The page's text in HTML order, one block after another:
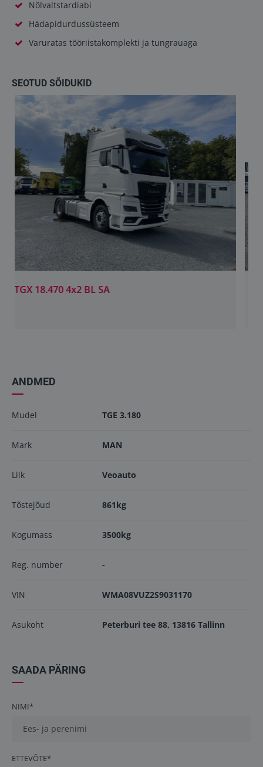
Nõlvaltstardiabi
Hädapidurdussüsteem
Varuratas tööriistakomplekti ja tungrauaga
SEOTUD SÕIDUKID
TGX 18.460 4X2 BLS
ANDMED
Mudel TGE 3.180
Mark MAN
Liik Veoauto
Tõstejõud 861kg
Kogumass 3500kg
Reg. number -
VIN WMA08VUZ2S9031170
Asukoht Peterburi tee 88, 13816 Tallinn
SAADA PÄRING
NIMI*
ETTEVÕTE*